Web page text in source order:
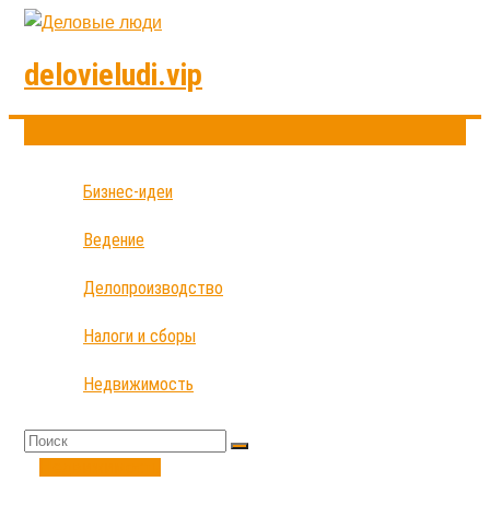
delovieludi.vip
Бизнес-идеи
Ведение
Делопроизводство
Налоги и сборы
Недвижимость